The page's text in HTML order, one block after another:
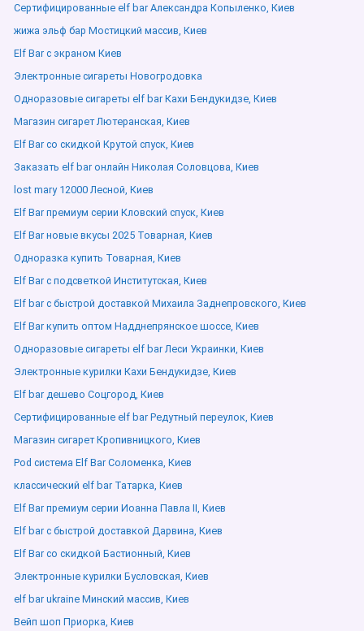
Сертифицированные elf bar Александра Копыленко, Киев
жижа эльф бар Мостицкий массив, Киев
Elf Bar с экраном Киев
Электронные сигареты Новогродовка
Одноразовые сигареты elf bar Кахи Бендукидзе, Киев
Магазин сигарет Лютеранская, Киев
Elf Bar со скидкой Крутой спуск, Киев
Заказать elf bar онлайн Николая Соловцова, Киев
lost mary 12000 Лесной, Киев
Elf Bar премиум серии Кловский спуск, Киев
Elf Bar новые вкусы 2025 Товарная, Киев
Одноразка купить Товарная, Киев
Elf Bar с подсветкой Институтская, Киев
Elf bar с быстрой доставкой Михаила Заднепровского, Киев
Elf Bar купить оптом Надднепрянское шоссе, Киев
Одноразовые сигареты elf bar Леси Украинки, Киев
Электронные курилки Кахи Бендукидзе, Киев
Elf bar дешево Соцгород, Киев
Сертифицированные elf bar Редутный переулок, Киев
Магазин сигарет Кропивницкого, Киев
Pod система Elf Bar Соломенка, Киев
классический elf bar Татарка, Киев
Elf Bar премиум серии Иоанна Павла ІІ, Киев
Elf bar с быстрой доставкой Дарвина, Киев
Elf Bar со скидкой Бастионный, Киев
Электронные курилки Бусловская, Киев
elf bar ukraine Минский массив, Киев
Вейп шоп Приорка, Киев